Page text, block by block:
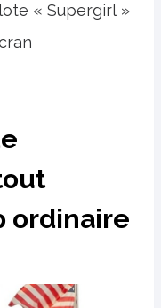
« Supergirl »
ordinaire